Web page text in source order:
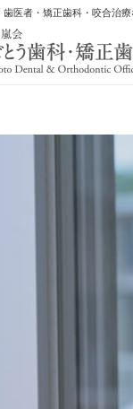
歯医者・矯正歯科・咬合治